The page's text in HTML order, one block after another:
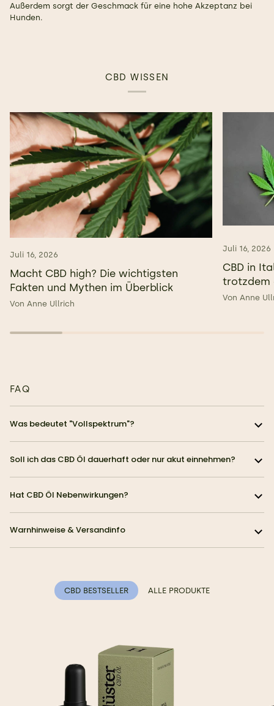
Außerdem sorgt der Geschmack für eine hohe Akzeptanz bei
Hunden.
CBD WISSEN
Juli 16, 2026
Macht CBD high? Die wichtigsten
Fakten und Mythen im Überblick
Von Anne Ullrich
Juli 16, 2026
CBD in
trotzdem
Von Anne
FAQ
Was bedeutet "Vollspektrum"?
Soll ich das CBD Öl dauerhaft oder nur akut einnehmen?
Hat CBD Öl Nebenwirkungen?
Warnhinweise & Versandinfo
CBD BESTSELLER ALLE PRODUKTE